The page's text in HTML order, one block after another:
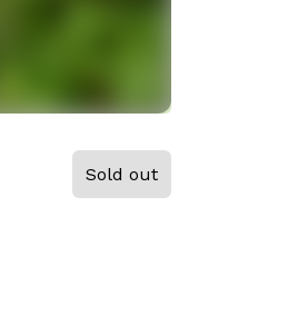
Sold out